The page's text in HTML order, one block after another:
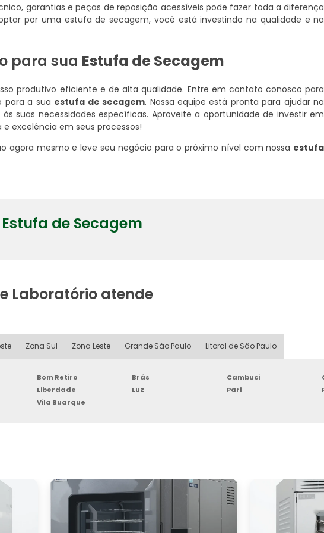
garantias e peças de reposição acessíveis pode fazer toda a diferença
por uma estufa de secagem, você está investindo na qualidade e na
para sua Estufa de Secagem
produtivo eficiente e de alta qualidade. Entre em contato conosco para
para a sua estufa de secagem. Nossa equipe está pronta para ajudar na
suas necessidades específicas. Aproveite a oportunidade de investir em
excelência em seus processos!
agora mesmo e leve seu negócio para o próximo nível com nossa estufa
de Secagem
Laboratório atende
Zona Sul Zona Leste Grande São Paulo Litoral de São Paulo
Bom Retiro Brás Cambuci
Liberdade Luz Pari
Vila Buarque